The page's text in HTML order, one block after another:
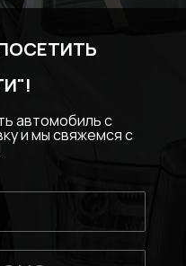
автомобиль с
и мы свяжемся с